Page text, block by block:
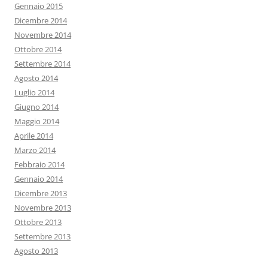
Gennaio 2015
Dicembre 2014
Novembre 2014
Ottobre 2014
Settembre 2014
Agosto 2014
Luglio 2014
Giugno 2014
Maggio 2014
Aprile 2014
Marzo 2014
Febbraio 2014
Gennaio 2014
Dicembre 2013
Novembre 2013
Ottobre 2013
Settembre 2013
Agosto 2013